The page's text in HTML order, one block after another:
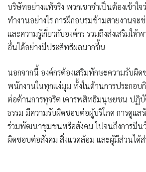
บริษัทอย่างแท้จริง พวกเขาจำเป็นต้องเข้าใ
ทำงานอย่างไร การฝึกอบรมข้ามสายงานจ
และความรู้เกี่ยวกับองค์กร รวมถึงส่งเสริมให้
อื่นได้อย่างมีประสิทธิผลมากขึ้น
นอกจากนี้ องค์กรต้องเสริมทักษะความรับผิ
พนักงานในทุกแง่มุม ทั้งในด้านการประกอบ
ต่อต้านการทุจริต เคารพสิทธิมนุษยชน ปฏิบั
ธรรม มีความรับผิดชอบต่อผู้บริโภค การดูแล
ร่วมพัฒนาชุมชนหรือสังคมไปจนถึงการมีน
ผิดชอบต่อสังคม สิ่งแวดล้อม และผู้มีส่วนได้ส่